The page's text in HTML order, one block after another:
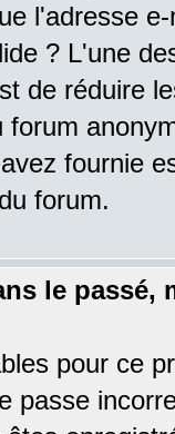
l'adresse
? L'une
de réduire
forum
fournie
forum.
le passé,
pour ce
passe